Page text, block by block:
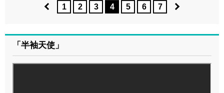
1 2 3 4 5 6 7
「半袖天使」